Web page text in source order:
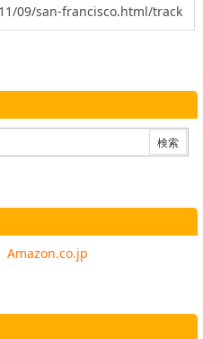
Amazon.co.jp